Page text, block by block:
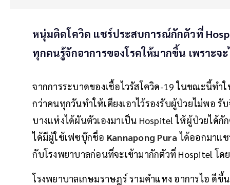
หนุ่มติดโควิด แชร์ประสบการณ์กักตัวที่
ทุกคนรู้จักอาการของโรคให้มากขึ้น เพราะจ
จากการระบาดของเชื้อไวรัสโควิด-19 ในขณะนี้ท
กว่าคนทุกวันทำให้เตียงเอาไว้รองรับผู้ป่วยไม่พอ รั
บางแห่งได้ผันตัวเองมาเป็น Hospitel ให้ผู้ป่วยได้
ได้มีผู้ใช้เฟซบุ๊กชื่อ Kannapong Pura ได้ออกมาแ
กับโรงพยาบาลก่อนที่จะเข้ามากักตัวที่ Hospitel โ
โรงพยาบาลเกษมราษฎร์ รามคําแหง อาการไอ ดี